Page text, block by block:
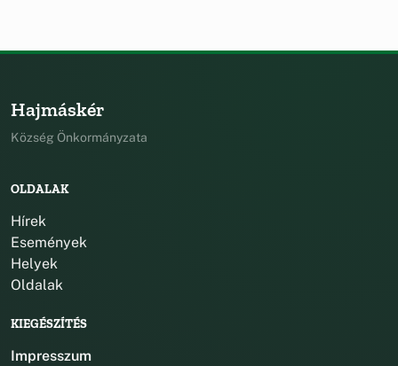
Hajmáskér
Község Önkormányzata
OLDALAK
Hírek
Események
Helyek
Oldalak
KIEGÉSZÍTÉS
Impresszum